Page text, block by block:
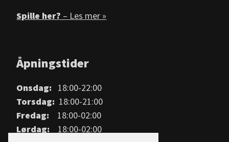
Spille her? – Les mer »
Åpningstider
Onsdag: 18:00-22:00
Torsdag: 18:00-21:00
Fredag: 18:00-02:00
Lørdag: 18:00-02:00